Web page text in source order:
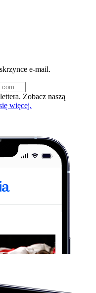
e-mail.
Zobacz naszą
więcej.